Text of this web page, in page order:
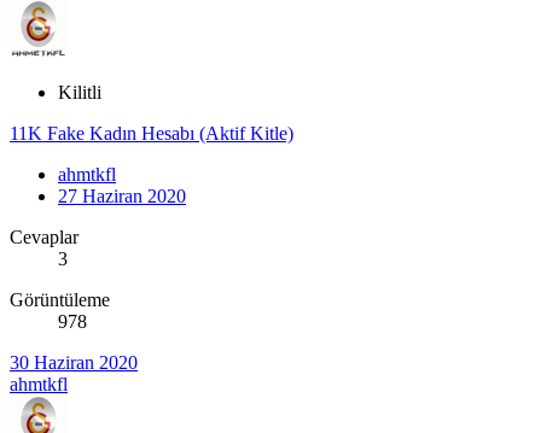
Kilitli
11K Fake Kadın Hesabı (Aktif Kitle)
ahmtkfl
27 Haziran 2020
Cevaplar
3
Görüntüleme
978
30 Haziran 2020
ahmtkfl